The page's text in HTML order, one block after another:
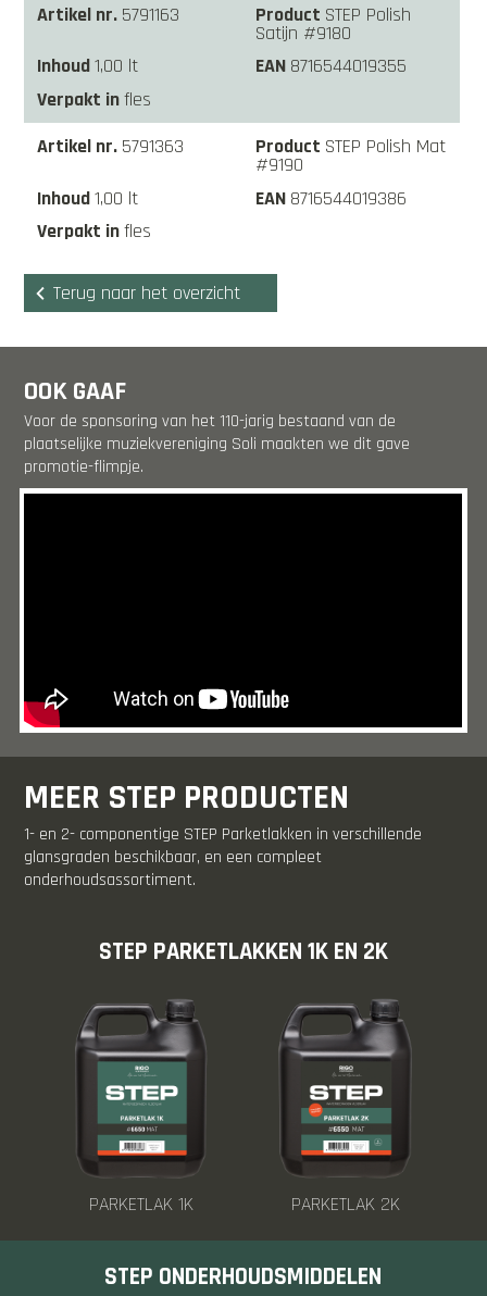
5791163
STEP Polish
Satijn #9180
1,00 lt
8716544019355
fles
5791363
STEP Polish Mat
#9190
1,00 lt
8716544019386
fles
Terug naar het overzicht
OOK GAAF
Voor de sponsoring van het 110-jarig bestaand van de
plaatselijke muziekvereniging Soli maakten we dit gave
promotie-flimpje.
MEER STEP PRODUCTEN
1- en 2- componentige STEP Parketlakken in verschillende
glansgraden beschikbaar, en een compleet
onderhoudsassortiment.
STEP PARKETLAKKEN 1K EN 2K
PARKETLAK 1K PARKETLAK 2K
STEP ONDERHOUDSMIDDELEN